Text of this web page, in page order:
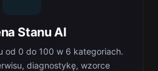
Stanu AI
od 0 do 100 w 6 kategoriach.
diagnostykę, wzorce